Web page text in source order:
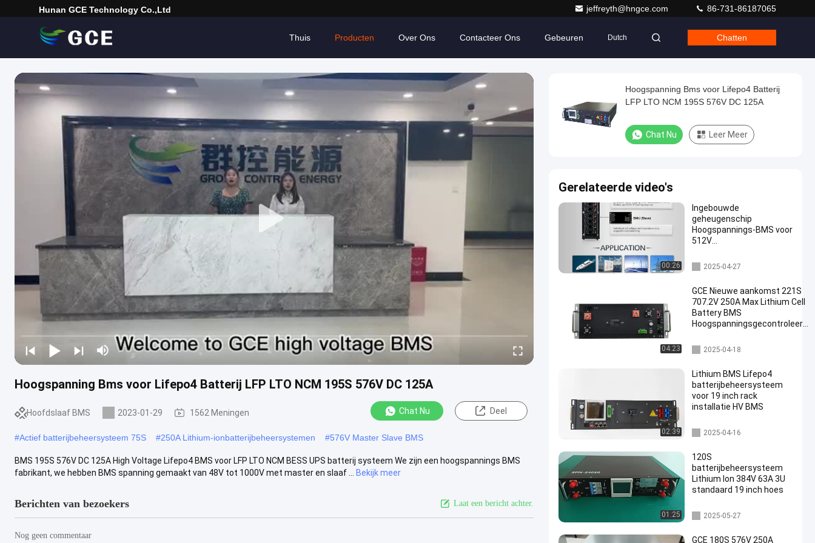
Hunan GCE Technology Co.,Ltd jeffreyth@hngce.com 86-731-86187065
Thuis Producten Over Ons Contacteer Ons Gebeuren Dutch Chatten
Hoogspanning Bms voor Lifepo4 Batterij LFP LTO NCM 195S 576V DC 125A
Hoofdslaaf BMS 2023-01-29 1562 Meningen Chat Nu Deel
#Actief batterijbeheersysteem 75S #250A Lithium-ionbatterijbeheersystemen #576V Master Slave BMS
BMS 195S 576V DC 125A High Voltage Lifepo4 BMS voor LFP LTO NCM BESS UPS batterij systeem We zijn een hoogspannings BMS
fabrikant, we hebben BMS spanning gemaakt van 48V tot 1000V met master en slaaf ...
Bekijk meer
Berichten van bezoekers Laat een bericht achter.
Nog geen commentaar
Hoogspanning Bms voor Lifepo4 Batterij
LFP LTO NCM 195S 576V DC 125A
Chat Nu Leer Meer
Gerelateerde video's
00:26
Ingebouwde
geheugenschip
Hoogspannings-BMS voor
512V
5%-75%RH Capaciteit
Gegevensgeheugen
hoogspanning bms
2025-04-27
04:23
GCE Nieuwe aankomst 221S
707.2V 250A Max Lithium Cell
Battery BMS
Hoogspanningsgecontroleerde
serie/parallel
hoogspanning bms
2025-04-18
02:39
Lithium BMS Lifepo4
batterijbeheersysteem
voor 19 inch rack
installatie HV BMS
Batterijbeheersysteem
2025-04-16
01:25
120S
batterijbeheersysteem
Lithium Ion 384V 63A 3U
standaard 19 inch hoes
ess bms
2025-05-27
GCE 180S 576V 250A